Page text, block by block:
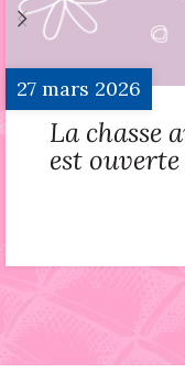
27mars 2026
La chasse
est ouverte